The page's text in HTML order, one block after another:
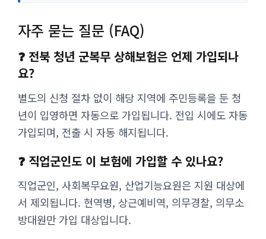
자주 묻는 질문 (FAQ)
❓ 전북 청년 군복무 상해보험은 언제 가입되나
요?
별도의 신청 절차 없이 해당 지역에 주민등록을 둔 청
년이 입영하면 자동으로 가입됩니다. 전입 시에도 자동
가입되며, 전출 시 자동 해지됩니다.
❓ 직업군인도 이 보험에 가입할 수 있나요?
직업군인, 사회복무요원, 산업기능요원은 지원 대상에
서 제외됩니다. 현역병, 상근예비역, 의무경찰, 의무소
방대원만 가입 대상입니다.